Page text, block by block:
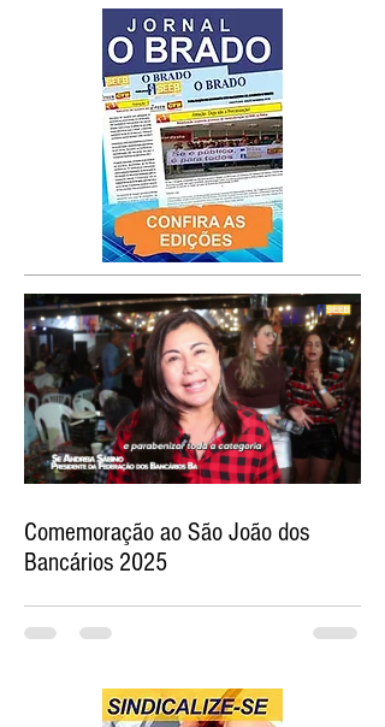
Comemoração ao São João dos
Bancários 2025